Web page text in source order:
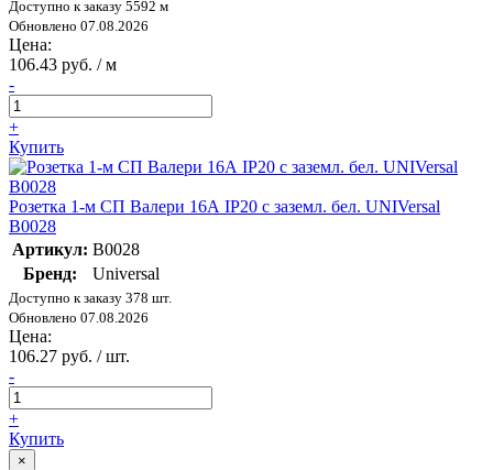
Доступно к заказу 5592 м
Обновлено 07.08.2026
Цена:
106.43 руб. / м
-
+
Купить
Розетка 1-м СП Валери 16А IP20 с заземл. бел. UNIVersal
В0028
Артикул: В0028
Бренд:
Universal
Доступно к заказу 378 шт.
Обновлено 07.08.2026
Цена:
106.27 руб. / шт.
-
+
Купить
×